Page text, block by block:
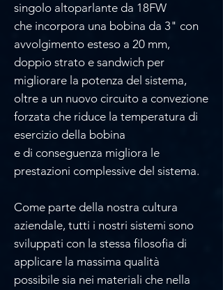
singolo altoparlante da 18FW
che incorpora una bobina da 3" con
avvolgimento esteso a 20 mm,
doppio strato e sandwich per
migliorare la potenza del sistema,
oltre a un nuovo circuito a convezione
forzata che riduce la temperatura di
esercizio della bobina
e di conseguenza migliora le
prestazioni complessive del sistema.
Come parte della nostra cultura
aziendale, tutti i nostri sistemi sono
sviluppati con la stessa filosofia di
applicare la massima qualità
possibile sia nei materiali che nella